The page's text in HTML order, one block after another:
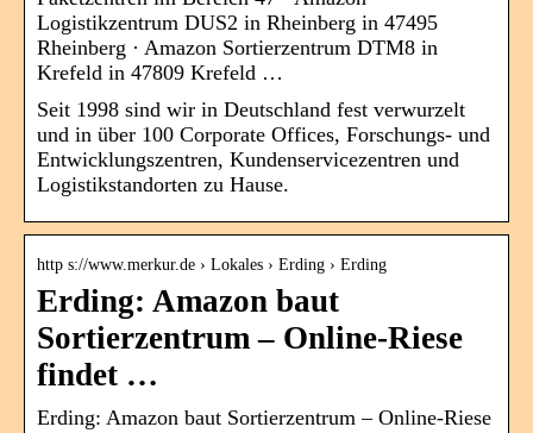
Logistikzentrum DUS2 in Rheinberg in 47495
Rheinberg · Amazon Sortierzentrum DTM8 in
Krefeld in 47809 Krefeld …
Seit 1998 sind wir in Deutschland fest verwurzelt
und in über 100 Corporate Offices, Forschungs- und
Entwicklungszentren, Kundenservicezentren und
Logistikstandorten zu Hause.
http s://www.merkur.de › Lokales › Erding › Erding
Erding: Amazon baut
Sortierzentrum – Online-Riese
findet …
Erding: Amazon baut Sortierzentrum – Online-Riese